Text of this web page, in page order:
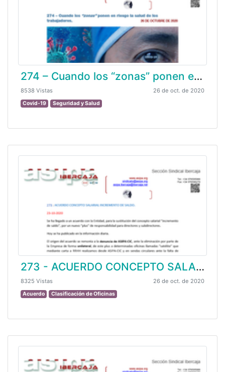
274 – Cuando los “zonas” ponen en riesgo la salud de los trabajadores.
8538 Vistas 26 de oct. de 2020
Covid-19 Seguridad y Salud
273 - ACUERDO CONCEPTO SALARIAL INCREMENTO DE SALDO.
8325 Vistas 26 de oct. de 2020
Acuerdo Clasificación de Oficinas